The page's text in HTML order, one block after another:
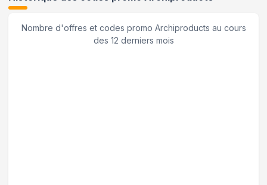
Nombre d'offres et codes promo Archiproducts au cours
des 12 derniers mois